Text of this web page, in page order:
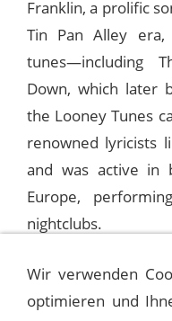
Franklin, a prolific
Tin Pan Alley era,
tunes—including
Down, which later
the Looney Tunes
renowned lyricists
and was active in
Europe,
nightclubs.
Frank Sinatra
several times on
Wir verwenden
optimieren und